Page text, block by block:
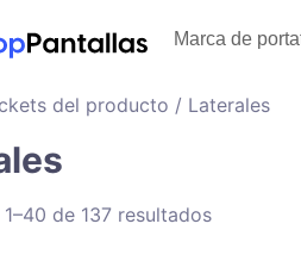
Marca de
del producto / Laterales
de 137 resultados